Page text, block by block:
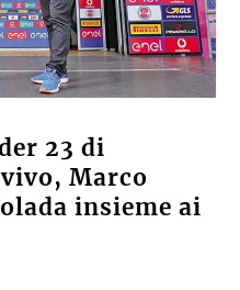
23 di
Marco
insieme ai